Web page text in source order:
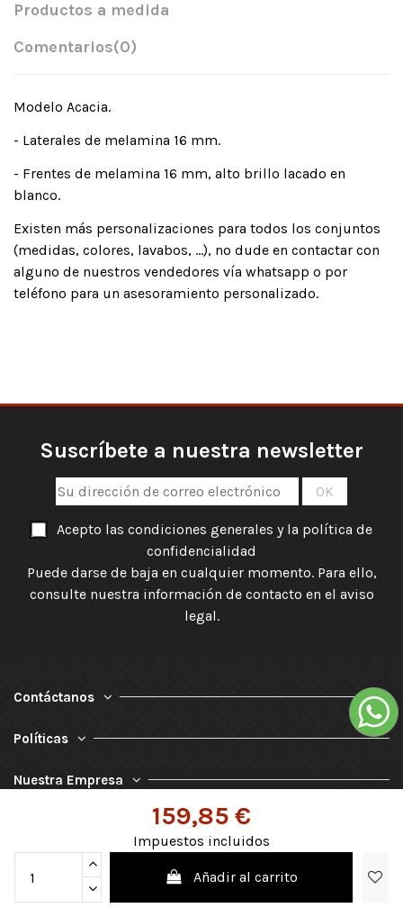
159,85 €
Impuestos incluidos
Añadir al carrito
Productos a medida
Comentarios(0)
Modelo Acacia.
- Laterales de melamina 16 mm.
- Frentes de melamina 16 mm, alto brillo lacado en
blanco.
Existen más personalizaciones para todos los conjuntos
(medidas, colores, lavabos, ...), no dude en contactar con
alguno de nuestros vendedores vía whatsapp o por
teléfono para un asesoramiento personalizado.
Suscríbete a nuestra newsletter
Acepto las condiciones generales y la política de
confidencialidad
Puede darse de baja en cualquier momento. Para ello,
consulte nuestra información de contacto en el aviso
legal.
Contáctanos
Políticas
Nuestra Empresa